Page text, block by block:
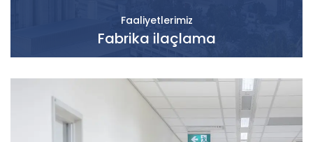
Faaliyetlerimiz
Fabrika ilaçlama